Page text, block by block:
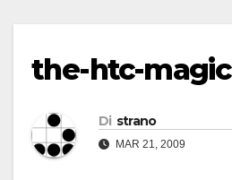
the-htc-magic
Di strano
MAR 21, 2009